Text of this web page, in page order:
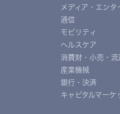
メディア・エンタ
通信
モビリティ
ヘルスケア
消費財・小売・流
産業機械
銀行・決済
キャピタルマーケ